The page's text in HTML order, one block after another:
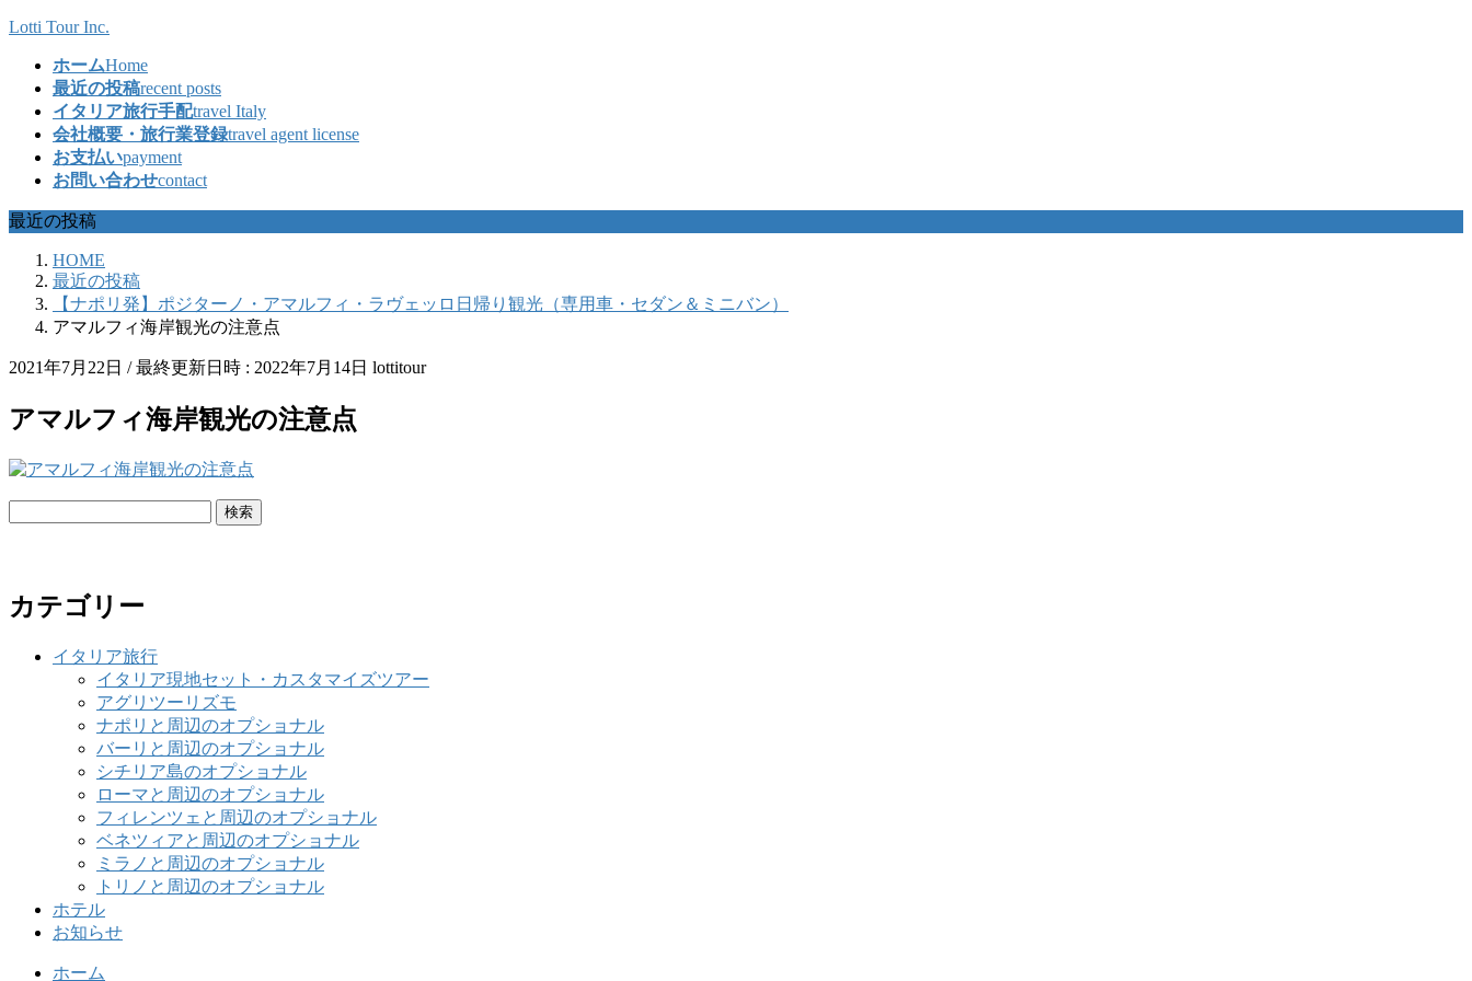
コ
ッ
プ
ナ
移
動
Lotti Tour Inc.
ホームHome
最近の投稿recent posts
イタリア旅行手配travel Italy
会社概要・旅行業登録travel agent license
お支払いpayment
お問い合わせcontact
最近の投稿
HOME
最近の投稿
【ナポリ発】ポジターノ・アマルフィ・ラヴェッロ日帰り観光（専用車・セダン＆ミニバン）
アマルフィ海岸観光の注意点
2021年7月22日 / 最終更新日時 : 2022年7月14日 lottitour
アマルフィ海岸観光の注意点
カテゴリー
イタリア旅行
イタリア現地セット・カスタマイズツアー
アグリツーリズモ
ナポリと周辺のオプショナル
バーリと周辺のオプショナル
シチリア島のオプショナル
ローマと周辺のオプショナル
フィレンツェと周辺のオプショナル
ベネツィアと周辺のオプショナル
ミラノと周辺のオプショナル
トリノと周辺のオプショナル
ホテル
お知らせ
ホーム